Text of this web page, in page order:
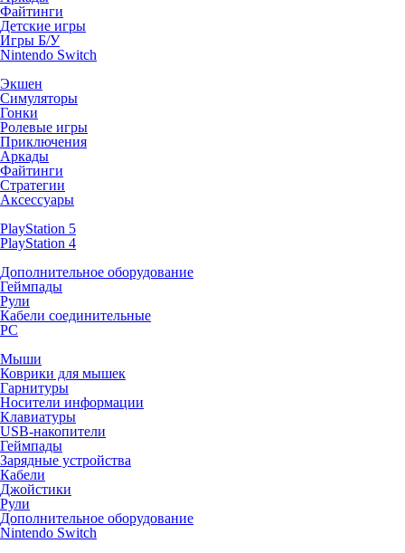
Файтинги
Детские игры
Игры Б/У
Nintendo Switch
Экшен
Симуляторы
Гонки
Ролевые игры
Приключения
Аркады
Файтинги
Стратегии
Аксессуары
PlayStation 5
PlayStation 4
Дополнительное оборудование
Геймпады
Рули
Кабели соединительные
PC
Мыши
Коврики для мышек
Гарнитуры
Носители информации
Клавиатуры
USB-накопители
Геймпады
Зарядные устройства
Кабели
Джойстики
Рули
Дополнительное оборудование
Nintendo Switch